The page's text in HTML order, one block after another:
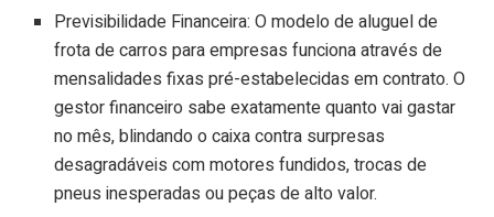
Previsibilidade Financeira: O modelo de aluguel de
frota de carros para empresas funciona através de
mensalidades fixas pré-estabelecidas em contrato. O
gestor financeiro sabe exatamente quanto vai gastar
no mês, blindando o caixa contra surpresas
desagradáveis com motores fundidos, trocas de
pneus inesperadas ou peças de alto valor.